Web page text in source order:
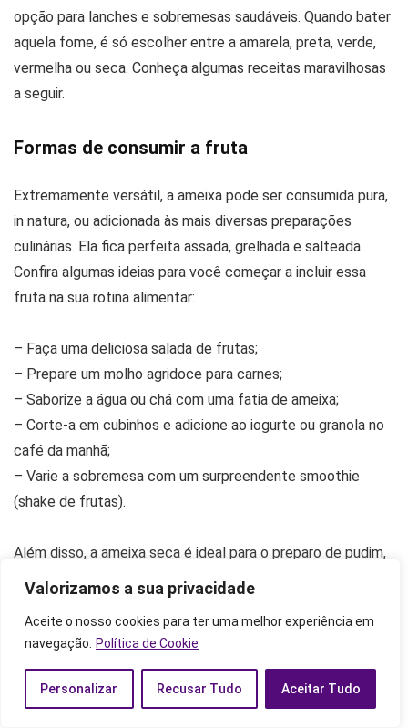
Valorizamos a sua privacidade
Aceite o nosso cookies para ter uma melhor experiência em
navegação.
Política de Cookie
Personalizar Recusar Tudo Aceitar Tudo
opção para lanches e sobremesas saudáveis. Quando bater
aquela fome, é só escolher entre a amarela, preta, verde,
vermelha ou seca. Conheça algumas receitas maravilhosas
a seguir.
Formas de consumir a fruta
Extremamente versátil, a ameixa pode ser consumida pura,
in natura, ou adicionada às mais diversas preparações
culinárias. Ela fica perfeita assada, grelhada e salteada.
Confira algumas ideias para você começar a incluir essa
fruta na sua rotina alimentar:
– Faça uma deliciosa salada de frutas;
– Prepare um molho agridoce para carnes;
– Saborize a água ou chá com uma fatia de ameixa;
– Corte-a em cubinhos e adicione ao iogurte ou granola no
café da manhã;
– Varie a sobremesa com um surpreendente smoothie
(shake de frutas).
Além disso, a ameixa seca é ideal para o preparo de pudim,
bolo e biscoito, já que ela pode substituir gorduras e açúcar
Receita de geleia caseira de ameixa
As geleias caseiras são aquele tipo de receita que é uma